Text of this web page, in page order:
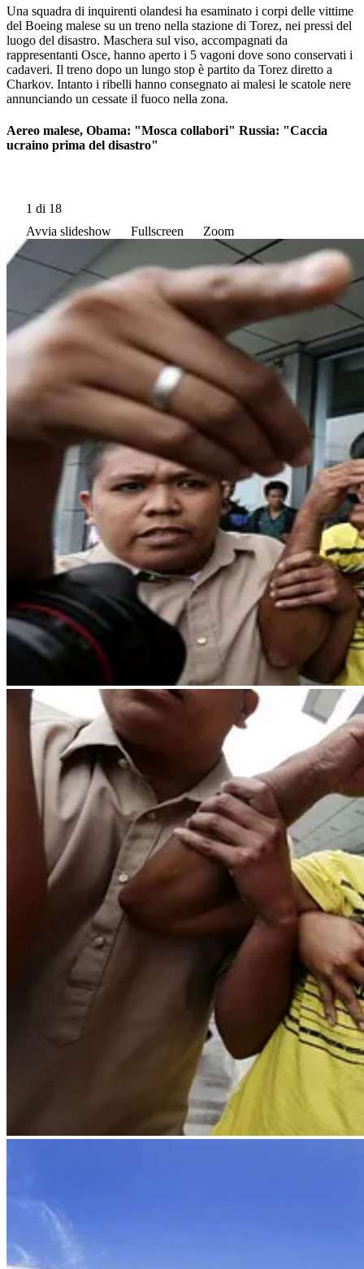
Una squadra di inquirenti olandesi ha esaminato i corpi delle vittime
del Boeing malese su un treno nella stazione di Torez, nei pressi del
luogo del disastro. Maschera sul viso, accompagnati da
rappresentanti Osce, hanno aperto i 5 vagoni dove sono conservati i
cadaveri. Il treno dopo un lungo stop è partito da Torez diretto a
Charkov. Intanto i ribelli hanno consegnato ai malesi le scatole nere
annunciando un cessate il fuoco nella zona.
Aereo malese, Obama: "Mosca collabori" Russia: "Caccia
ucraino prima del disastro"
1 di 18
Avvia slideshow
Fullscreen Zoom